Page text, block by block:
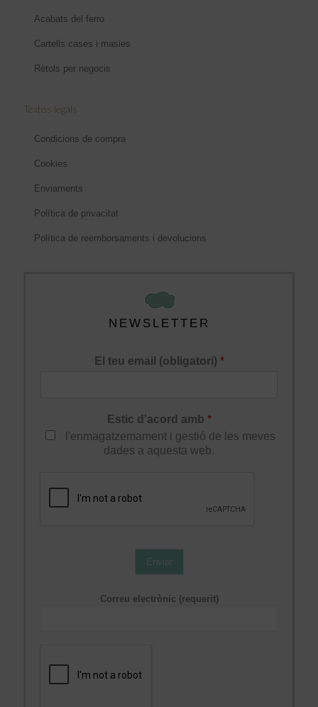
Acabats del ferro
Cartells cases i masies
Rètols per negocis
Textos legals
Condicions de compra
Cookies
Enviaments
Política de privacitat
Política de reemborsaments i devolucions
NEWSLETTER
El teu email (obligatori) *
Estic d'acord amb *
l'enmagatzemament i gestió de les meves
dades a aquesta web.
Enviar
Correu electrònic (requerit)